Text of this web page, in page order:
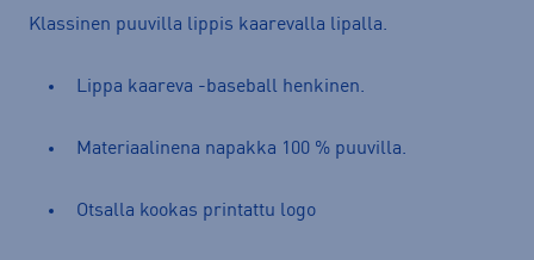
Klassinen puuvilla lippis kaarevalla lipalla.
Lippa kaareva -baseball henkinen.
Materiaalinena napakka 100 % puuvilla.
Otsalla kookas printattu logo